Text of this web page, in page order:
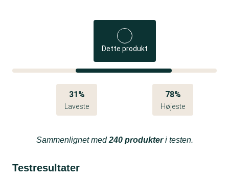
Dette produkt
31%
Laveste
78%
Højeste
Sammenlignet med240 produkteri testen.
Testresultater